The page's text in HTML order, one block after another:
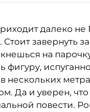
далеко
завернуть
на
фигуру,
Да и уверен,
повести.